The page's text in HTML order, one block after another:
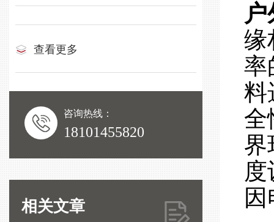
查看更多
咨询热线：
18101455820
相关文章
缘
率
料
全
界